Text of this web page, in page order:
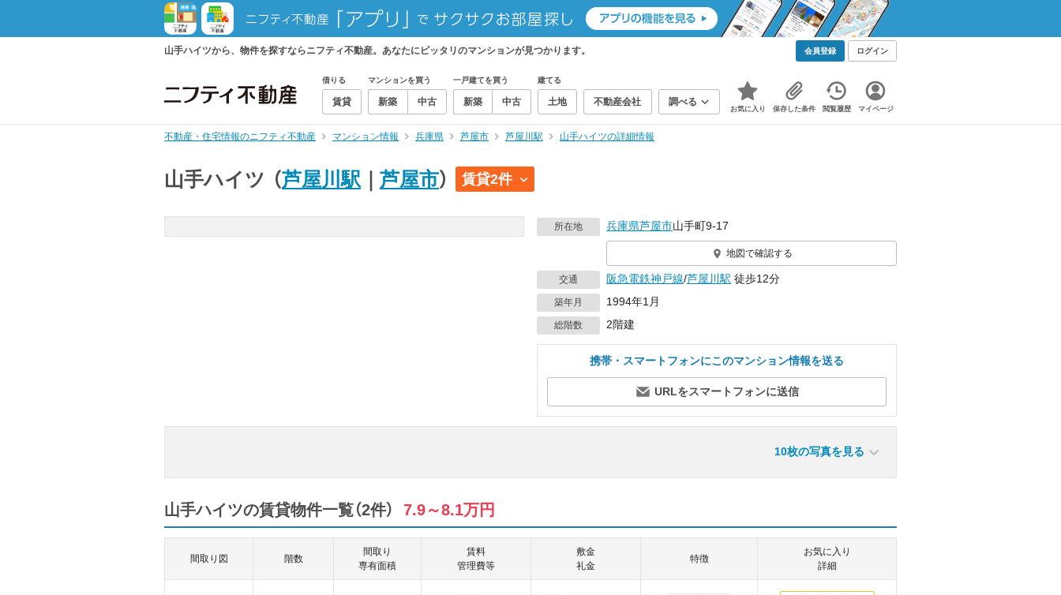
山手ハイツから、物件を探すならニフティ不動産。あなたにピッタリのマンションが見つかります。 会員登録 ログイン
借りる
賃貸
マンションを買う
新築 中古
一戸建てを買う
新築 中古
建てる
土地 不動産会社 調べる
お気に入り 保存した条件 閲覧履歴 マイページ
不動産・住宅情報のニフティ不動産 マンション情報 兵庫県 芦屋市 芦屋川駅 山手ハイツの詳細情報
山手ハイツ （芦屋川駅 芦屋市） 賃貸2件
所在地 兵庫県芦屋市山手町9-17
地図で確認する
交通 阪急電鉄神戸線/芦屋川駅 徒歩12分
築年月 1994年1月
総階数 2階建
携帯・スマートフォンにこのマンション情報を送る
URLをスマートフォンに送信
10枚の写真を見る
山手ハイツの賃貸物件一覧（2件） 7.9～8.1万円
間取り図 階数
間取り
専有面積
賃料
管理費等
敷金
礼金
特徴
お気に入り
詳細